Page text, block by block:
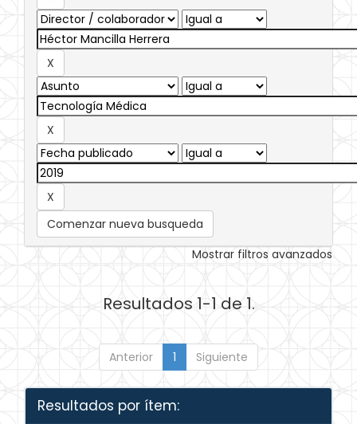
Comenzar nueva busqueda
Mostrar filtros avanzados
Resultados 1-1 de 1.
Anterior 1 Siguiente
Resultados por ítem: